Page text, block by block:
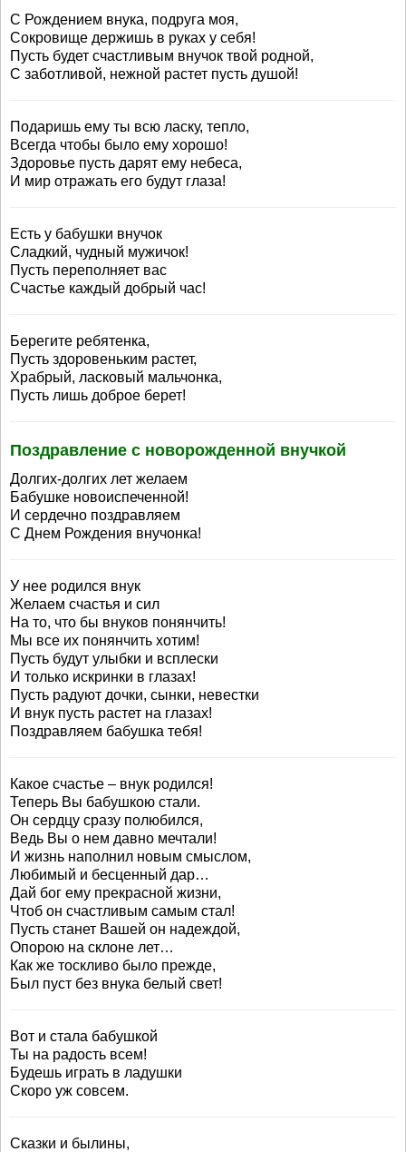
С Рождением внука, подруга моя,
Сокровище держишь в руках у себя!
Пусть будет счастливым внучок твой родной,
С заботливой, нежной растет пусть душой!
Подаришь ему ты всю ласку, тепло,
Всегда чтобы было ему хорошо!
Здоровье пусть дарят ему небеса,
И мир отражать его будут глаза!
Есть у бабушки внучок
Сладкий, чудный мужичок!
Пусть переполняет вас
Счастье каждый добрый час!
Берегите ребятенка,
Пусть здоровеньким растет,
Храбрый, ласковый мальчонка,
Пусть лишь доброе берет!
Поздравление с новорожденной внучкой
Долгих-долгих лет желаем
Бабушке новоиспеченной!
И сердечно поздравляем
С Днем Рождения внучонка!
У нее родился внук
Желаем счастья и сил
На то, что бы внуков понянчить!
Мы все их понянчить хотим!
Пусть будут улыбки и всплески
И только искринки в глазах!
Пусть радуют дочки, сынки, невестки
И внук пусть растет на глазах!
Поздравляем бабушка тебя!
Какое счастье – внук родился!
Теперь Вы бабушкою стали.
Он сердцу сразу полюбился,
Ведь Вы о нем давно мечтали!
И жизнь наполнил новым смыслом,
Любимый и бесценный дар…
Дай бог ему прекрасной жизни,
Чтоб он счастливым самым стал!
Пусть станет Вашей он надеждой,
Опорою на склоне лет…
Как же тоскливо было прежде,
Был пуст без внука белый свет!
Вот и стала бабушкой
Ты на радость всем!
Будешь играть в ладушки
Скоро уж совсем.
Сказки и былины,